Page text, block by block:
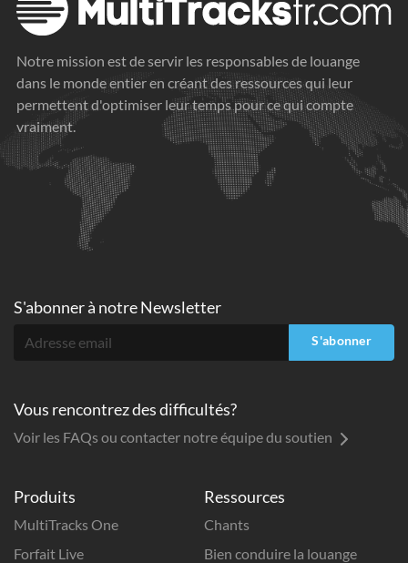
Notre mission est de servir les responsables de louange
dans le monde entier en créant des ressources qui leur
permettent d'optimiser leur temps pour ce qui compte
vraiment.
Produits
MultiTracks One
Forfait Live
Ressources
Chants
Bien conduire la louange
S'abonner à notre Newsletter
S'abonner
Vous rencontrez des difficultés?
Voir les FAQs ou contacter notre équipe du soutien